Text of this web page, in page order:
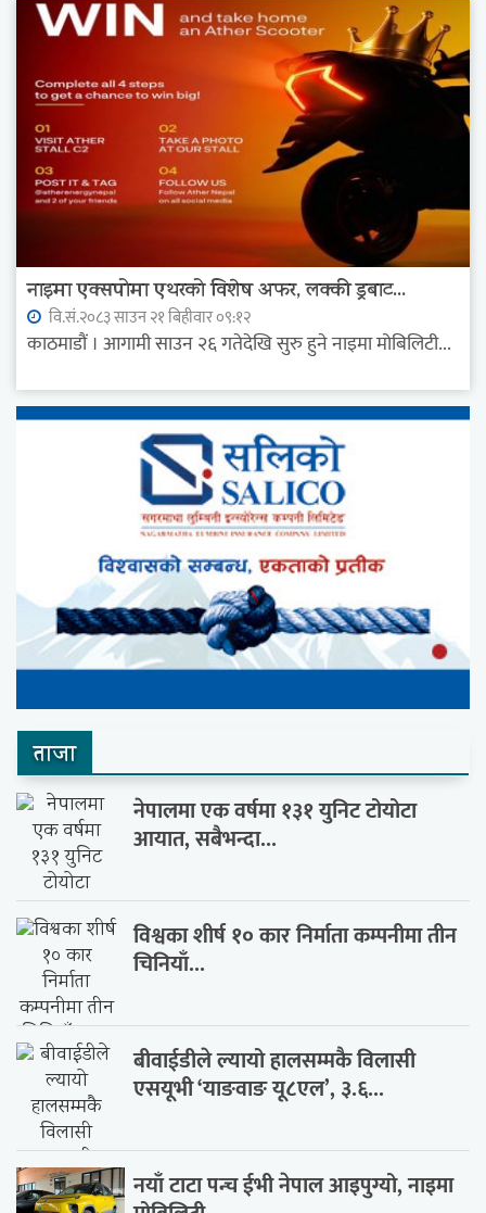
नाइमा एक्सपोमा एथरको विशेष अफर, लक्की ड्रबाट...
वि.सं.२०८३ साउन २१ बिहीवार ०९:१२
काठमाडौं । आगामी साउन २६ गतेदेखि सुरु हुने नाइमा मोबिलिटी...
ताजा
नेपालमा एक वर्षमा १३१ युनिट टोयोटा
आयात, सबैभन्दा...
विश्वका शीर्ष १० कार निर्माता कम्पनीमा तीन
चिनियाँ...
बीवाईडीले ल्यायो हालसम्मकै विलासी
एसयूभी ‘याङवाङ यू८एल’, ३.६...
नयाँ टाटा पन्च ईभी नेपाल आइपुग्यो, नाइमा